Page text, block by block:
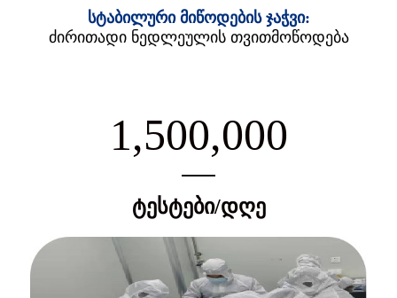
სტაბილური მიწოდების ჯაჭვი:
ძირითადი ნედლეულის თვითმოწოდება
1,500,000
ტესტები/დღე